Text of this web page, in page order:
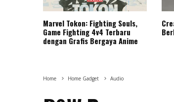
Marvel Tokon: Fighting Souls,
Game Fighting 4v4 Terbaru
dengan Grafis Bergaya Anime
Home Home Gadget Audio